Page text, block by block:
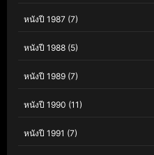
หนังปี 1987 (7)
หนังปี 1988 (5)
หนังปี 1989 (7)
หนังปี 1990 (11)
หนังปี 1991 (7)